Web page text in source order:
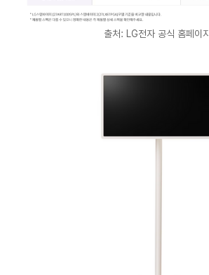
출처: LG전자 공식 홈페이지